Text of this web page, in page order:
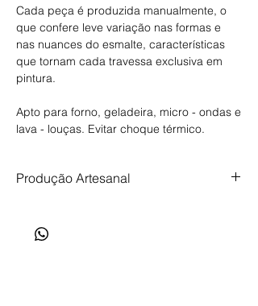
Cada peça é produzida manualmente, o
que confere leve variação nas formas e
nas nuances do esmalte, características
que tornam cada travessa exclusiva em
pintura.
Apto para forno, geladeira, micro - ondas e
lava - louças. Evitar choque térmico.
Produção Artesanal
cuidado e intenção. Prazo de produção de
até 35 dias.